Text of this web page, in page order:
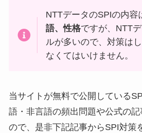
NTTデータのSPIの内容
語、性格ですが、NTT
ルが多いので、対策は
なくてはいけません。
当サイトが無料で公開している
語・非言語の頻出問題や公式の記
ので、是非下記記事からSPI対策